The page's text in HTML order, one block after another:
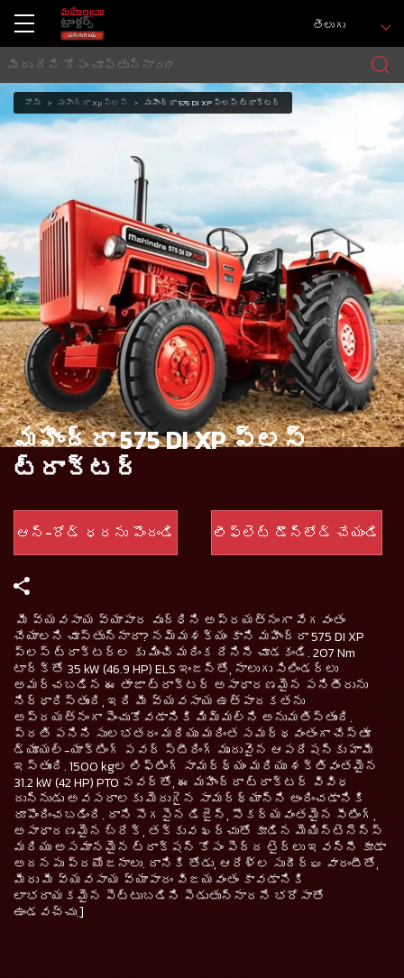
తెలుగు
హోమ్ మహీంద్రా Xp ప్లస్ మహీంద్రా 575 DI XP ప్లస్ ట్రాక్టర్
మహీంద్రా 575 DI XP ప్లస్
ట్రాక్టర్
ఆన్-రోడ్ ధరను పొందండి లీఫ్లెట్ డౌన్‌లోడ్ చేయండి
మీ వ్యవసాయ వ్యాపార వృద్ధిని అప్రయత్నంగా వేగవంతం
చేయాలని చూస్తున్నారా? నమ్మశక్యం కాని మహీంద్రా 575 DI XP
ప్లస్ ట్రాక్టర్‌ల కు మించి మరింక దేనినీ చూడకండి. 207 Nm
టార్క్‌తో 35 kW (46.9 HP) ELS ఇంజన్తో, నాలుగు సిలిండర్లు
అమర్చబడిన ఈ తాజా ట్రాక్టర్ అసాధారణమైన పనితీరును
నిర్ధారిస్తుంది, ఇది మీ వ్యవసాయ ఉత్పాదకతను
అప్రయత్నంగా పెంచుకోవడానికి మిమ్మల్ని అనుమతిస్తుంది.
ప్రతి పనిని సులభతరం మరియు మరింత సమర్థవంతంగా చేస్తూ
డ్యూయల్-యాక్టింగ్ పవర్ స్టీరింగ్ మృదువైన ఆపరేషన్‌కు హామీ
ఇస్తుంది. 1500 kgల లిఫ్టింగ్ సామర్థ్యం మరియు శక్తివంతమైన
31.2 kW (42 HP) PTO పవర్‌తో, ఈ మహీంద్రా ట్రాక్టర్ వివిధ
దున్నుడు అవసరాలకు మెరుగైన సామర్థ్యాన్ని అందించడానికి
రూపొందించబడింది. దాని సొగసైన డిజైన్, సౌకర్యవంతమైన సీటింగ్,
అసాధారణమైన బ్రేక్, తక్కువ ఖర్చుతో కూడిన మెయిన్టెనెన్స్
మరియు అసమానమైన ట్రాక్షన్ కోసం పెద్ద టైర్లు ఇవన్నీ కూడా
అదనపు ప్రయోజనాలు. దానికి తోడు, ఆరేళ్ల సుదీర్ఘ వారంటీతో,
మీరు మీ వ్యవసాయ వ్యాపారం విజయవంతం కావడానికి
లాభదాయకమైన పెట్టుబడిని పెడుతున్నారనే భరోసాతో
ఉండవచ్చు.]